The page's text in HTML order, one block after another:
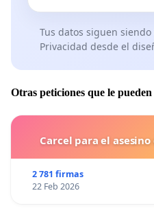
Tus datos siguen siendo
Privacidad desde el
Otras peticiones que le
Carcel para el
2 781 firmas
22 Feb 2026